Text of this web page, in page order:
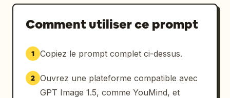
Comment utiliser ce prompt
1 Copiez le prompt complet ci-dessus.
2 Ouvrez une plateforme compatible avec
GPT Image 1.5, comme YouMind, et